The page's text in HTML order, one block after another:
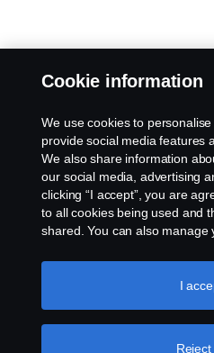
Cookie information
We use cookies to
provide social media features
We also share information
our social media, advertising
clicking “I accept”, you are
to all cookies being used and
shared. You can also manage
like to accept. For a more
use cookies, please visit our
Reject
I